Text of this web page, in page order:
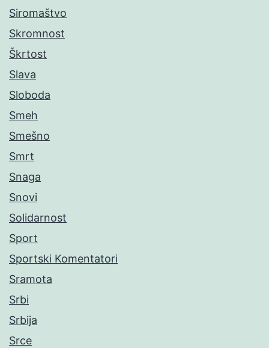
Siromaštvo
Skromnost
Škrtost
Slava
Sloboda
Smeh
Smešno
Smrt
Snaga
Snovi
Solidarnost
Sport
Sportski Komentatori
Sramota
Srbi
Srbija
Srce